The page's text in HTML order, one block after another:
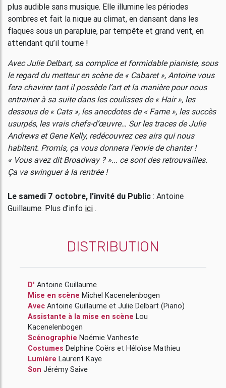
plus audible sans musique. Elle illumine les périodes
sombres et fait la nique au climat, en dansant dans les
flaques sous un parapluie, par tempête et grand vent, en
attendant qu’il tourne !
Avec Julie Delbart, sa complice et formidable pianiste, sous
le regard du metteur en scène de « Cabaret », Antoine vous
fera chavirer tant il possède l’art et la manière pour nous
entrainer à sa suite dans les coulisses de « Hair », les
dessous de « Cats », les anecdotes de « Fame », les succès
usurpés, les vrais chefs-d’œuvre… Sur les traces de Julie
Andrews et Gene Kelly, redécouvrez ces airs qui nous
habitent. Promis, ça vous donnera l’envie de chanter !
« Vous avez dit Broadway ? »... ce sont des retrouvailles.
Ça va swinguer à la rentrée !
Le samedi 7 octobre, l’invité du Public : Antoine
Guillaume. Plus d’info ici .
DISTRIBUTION
D'
Antoine Guillaume
Mise en scène
Michel Kacenelenbogen
Avec
Antoine Guillaume et Julie Delbart (Piano)
Assistante à la mise en scène Lou
Kacenelenbogen
Scénographie Noémie Vanheste
Costumes Delphine Coërs et Héloïse Mathieu
Lumière Laurent Kaye
Son Jérémy Saive